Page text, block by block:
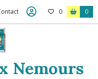
0 0
Nemours